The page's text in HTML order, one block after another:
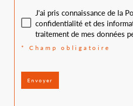
J'ai pris connaissance de la
confidentialité et des
traitement de mes données
* Champ obligatoire
Envoyer